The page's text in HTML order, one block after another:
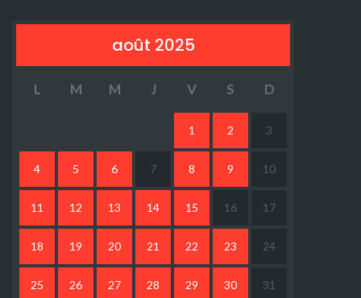
août 2025
L M M J V S D
1 2 3
4 5 6 7 8 9 10
11 12 13 14 15 16 17
18 19 20 21 22 23 24
25 26 27 28 29 30 31